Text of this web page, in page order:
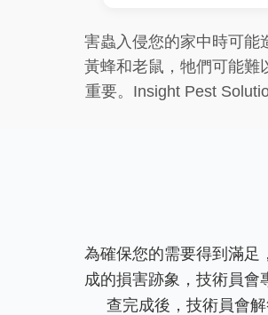
害蟲入侵您的家中時可能
黃蜂和老鼠，牠們可能難
重要。Insight Pest
為確保您的需要得到滿足
成的損害跡象，技術員
查完成後，技術員會